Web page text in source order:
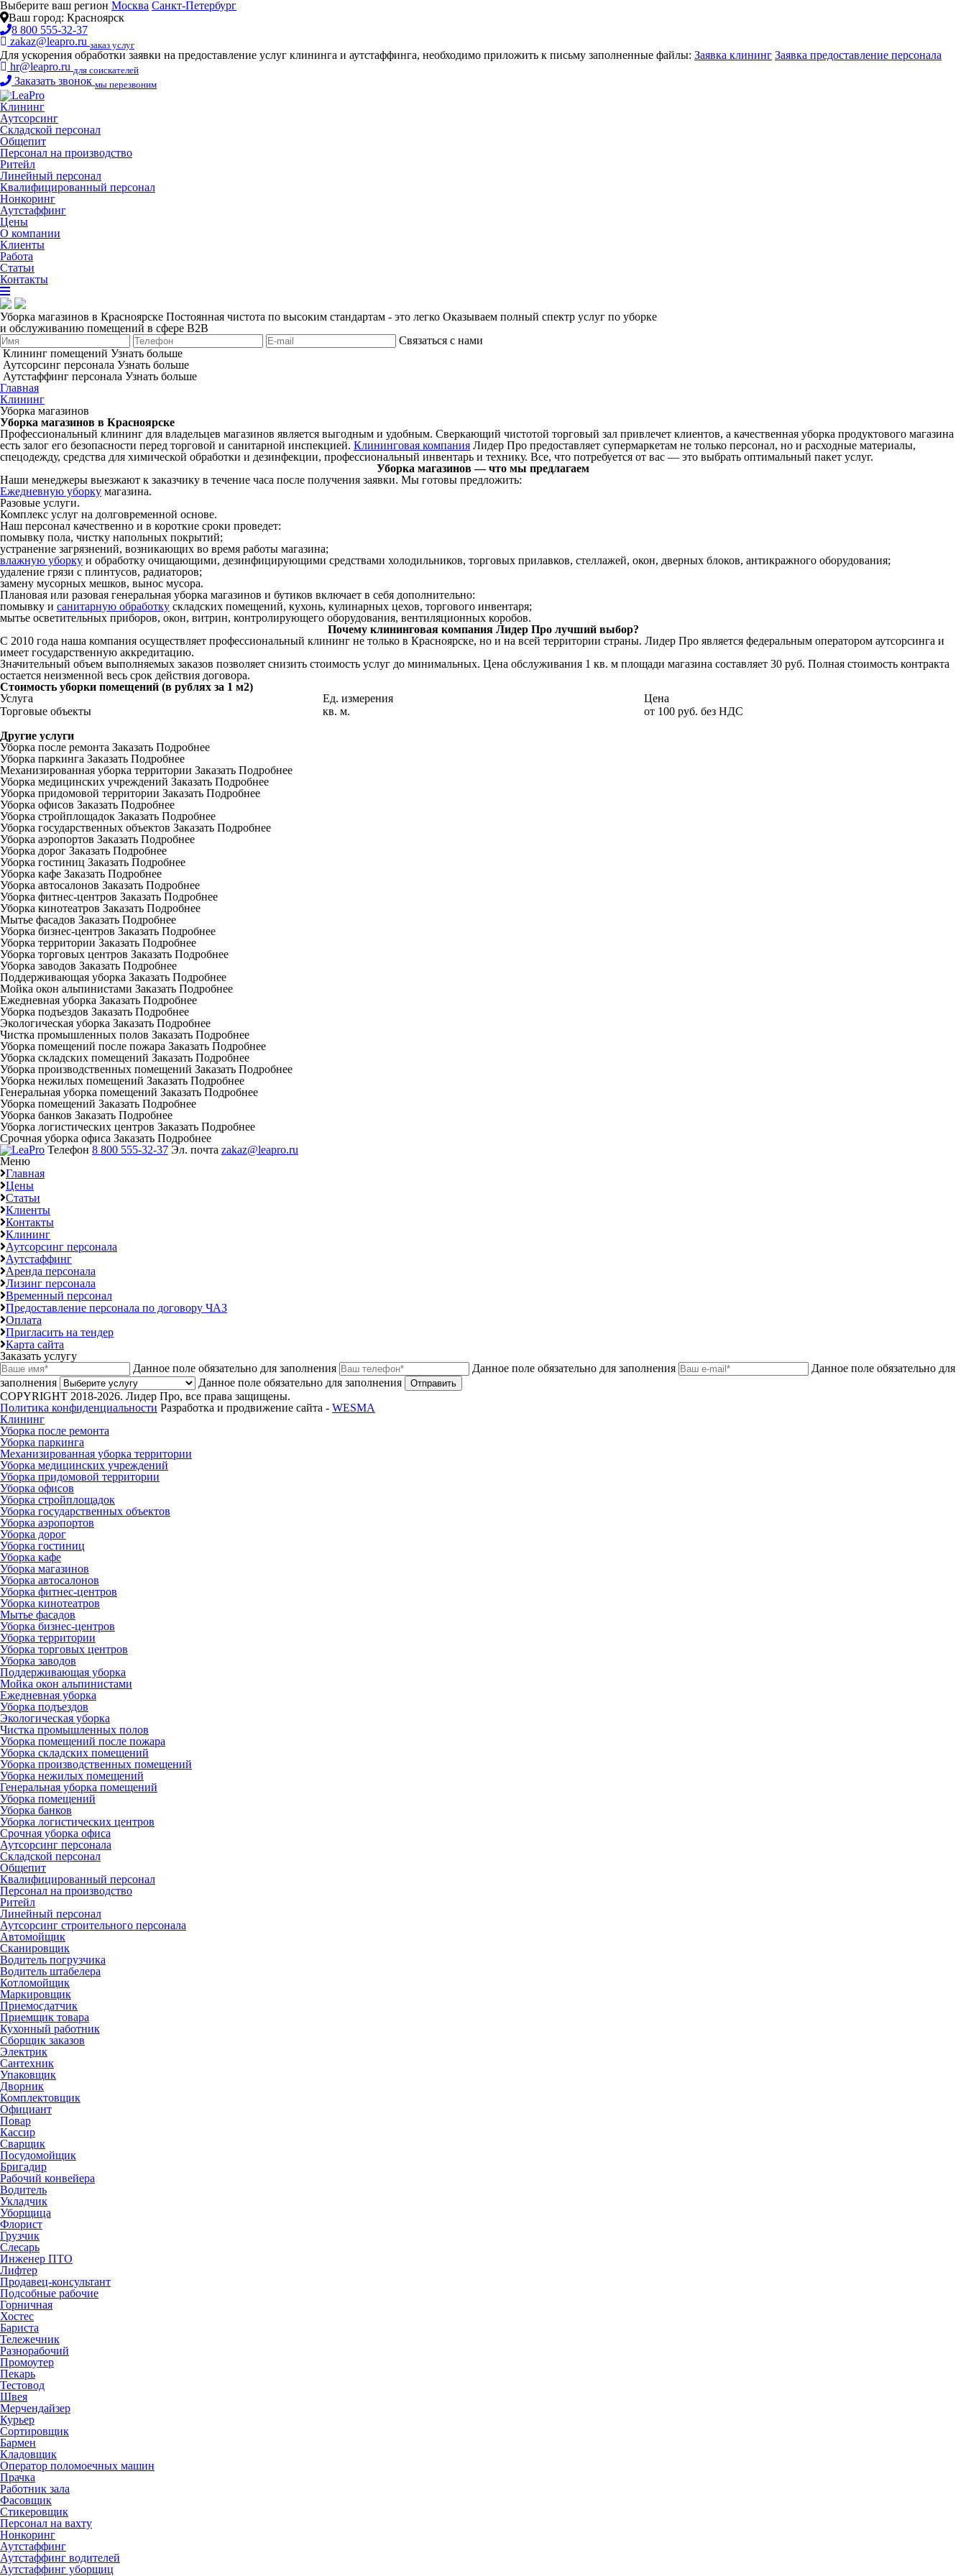
Выберите ваш регион Москва Санкт-Петербург
Ваш город: Красноярск
8 800 555-32-37
zakaz@leapro.ru заказ услуг
Для ускорения обработки заявки на предоставление услуг клининга и аутстаффинга, необходимо приложить к письму заполненные файлы: Заявка клининг Заявка предоставление персонала
hr@leapro.ru для соискателей
Заказать звонок мы перезвоним
Клининг
Аутсорсинг
Складской персонал
Общепит
Персонал на производство
Ритейл
Линейный персонал
Квалифицированный персонал
Нонкоринг
Аутстаффинг
Цены
О компании
Клиенты
Работа
Статьи
Контакты
Уборка магазинов в Красноярске Постоянная чистота по высоким стандартам - это легко Оказываем полный спектр услуг по уборке
и обслуживанию помещений в сфере B2B
Связаться с нами
Клининг помещений Узнать больше
Аутсорсинг персонала Узнать больше
Аутстаффинг персонала Узнать больше
Главная
Клининг
Уборка магазинов
Уборка магазинов в Красноярске
Профессиональный клининг для владельцев магазинов является выгодным и удобным. Сверкающий чистотой торговый зал привлечет клиентов, а качественная уборка продуктового магазина
есть залог его безопасности перед торговой и санитарной инспекцией. Клининговая компания Лидер Про предоставляет супермаркетам не только персонал, но и расходные материалы,
спецодежду, средства для химической обработки и дезинфекции, профессиональный инвентарь и технику. Все, что потребуется от вас — это выбрать оптимальный пакет услуг.
Уборка магазинов — что мы предлагаем
Наши менеджеры выезжают к заказчику в течение часа после получения заявки. Мы готовы предложить:
Ежедневную уборку магазина.
Разовые услуги.
Комплекс услуг на долговременной основе.
Наш персонал качественно и в короткие сроки проведет:
помывку пола, чистку напольных покрытий;
устранение загрязнений, возникающих во время работы магазина;
влажную уборку и обработку очищающими, дезинфицирующими средствами холодильников, торговых прилавков, стеллажей, окон, дверных блоков, антикражного оборудования;
удаление грязи с плинтусов, радиаторов;
замену мусорных мешков, вынос мусора.
Плановая или разовая генеральная уборка магазинов и бутиков включает в себя дополнительно:
помывку и санитарную обработку складских помещений, кухонь, кулинарных цехов, торгового инвентаря;
мытье осветительных приборов, окон, витрин, контролирующего оборудования, вентиляционных коробов.
Почему клининговая компания Лидер Про лучший выбор?
С 2010 года наша компания осуществляет профессиональный клининг не только в Красноярске, но и на всей территории страны. Лидер Про является федеральным оператором аутсорсинга и
имеет государственную аккредитацию.
Значительный объем выполняемых заказов позволяет снизить стоимость услуг до минимальных. Цена обслуживания 1 кв. м площади магазина составляет 30 руб. Полная стоимость контракта
остается неизменной весь срок действия договора.
Стоимость уборки помещений (в рублях за 1 м2)
Услуга
Ед. измерения
Цена
Торговые объекты
кв. м.
от 100 руб. без НДС
Другие услуги
Уборка после ремонта Заказать Подробнее
Уборка паркинга Заказать Подробнее
Механизированная уборка территории Заказать Подробнее
Уборка медицинских учреждений Заказать Подробнее
Уборка придомовой территории Заказать Подробнее
Уборка офисов Заказать Подробнее
Уборка стройплощадок Заказать Подробнее
Уборка государственных объектов Заказать Подробнее
Уборка аэропортов Заказать Подробнее
Уборка дорог Заказать Подробнее
Уборка гостиниц Заказать Подробнее
Уборка кафе Заказать Подробнее
Уборка автосалонов Заказать Подробнее
Уборка фитнес-центров Заказать Подробнее
Уборка кинотеатров Заказать Подробнее
Мытье фасадов Заказать Подробнее
Уборка бизнес-центров Заказать Подробнее
Уборка территории Заказать Подробнее
Уборка торговых центров Заказать Подробнее
Уборка заводов Заказать Подробнее
Поддерживающая уборка Заказать Подробнее
Мойка окон альпинистами Заказать Подробнее
Ежедневная уборка Заказать Подробнее
Уборка подъездов Заказать Подробнее
Экологическая уборка Заказать Подробнее
Чистка промышленных полов Заказать Подробнее
Уборка помещений после пожара Заказать Подробнее
Уборка складских помещений Заказать Подробнее
Уборка производственных помещений Заказать Подробнее
Уборка нежилых помещений Заказать Подробнее
Генеральная уборка помещений Заказать Подробнее
Уборка помещений Заказать Подробнее
Уборка банков Заказать Подробнее
Уборка логистических центров Заказать Подробнее
Срочная уборка офиса Заказать Подробнее
Телефон 8 800 555-32-37 Эл. почта zakaz@leapro.ru
Меню
Главная
Цены
Статьи
Клиенты
Контакты
Клининг
Аутсорсинг персонала
Аутстаффинг
Аренда персонала
Лизинг персонала
Временный персонал
Предоставление персонала по договору ЧАЗ
Оплата
Пригласить на тендер
Карта сайта
Заказать услугу
Данное поле обязательно для заполнения
Данное поле обязательно для заполнения
Данное поле обязательно для
заполнения
Данное поле обязательно для заполнения Отправить
COPYRIGHT 2018-2026. Лидер Про, все права защищены.
Политика конфиденциальности Разработка и продвижение сайта - WESMA
Клининг
Уборка после ремонта
Уборка паркинга
Механизированная уборка территории
Уборка медицинских учреждений
Уборка придомовой территории
Уборка офисов
Уборка стройплощадок
Уборка государственных объектов
Уборка аэропортов
Уборка дорог
Уборка гостиниц
Уборка кафе
Уборка магазинов
Уборка автосалонов
Уборка фитнес-центров
Уборка кинотеатров
Мытье фасадов
Уборка бизнес-центров
Уборка территории
Уборка торговых центров
Уборка заводов
Поддерживающая уборка
Мойка окон альпинистами
Ежедневная уборка
Уборка подъездов
Экологическая уборка
Чистка промышленных полов
Уборка помещений после пожара
Уборка складских помещений
Уборка производственных помещений
Уборка нежилых помещений
Генеральная уборка помещений
Уборка помещений
Уборка банков
Уборка логистических центров
Срочная уборка офиса
Аутсорсинг персонала
Складской персонал
Общепит
Квалифицированный персонал
Персонал на производство
Ритейл
Линейный персонал
Аутсорсинг строительного персонала
Автомойщик
Сканировщик
Водитель погрузчика
Водитель штабелера
Котломойщик
Маркировщик
Приемосдатчик
Приемщик товара
Кухонный работник
Сборщик заказов
Электрик
Сантехник
Упаковщик
Дворник
Комплектовщик
Официант
Повар
Кассир
Сварщик
Посудомойщик
Бригадир
Рабочий конвейера
Водитель
Укладчик
Уборщица
Флорист
Грузчик
Слесарь
Инженер ПТО
Лифтер
Продавец-консультант
Подсобные рабочие
Горничная
Хостес
Бариста
Тележечник
Разнорабочий
Промоутер
Пекарь
Тестовод
Швея
Мерчендайзер
Курьер
Сортировщик
Бармен
Кладовщик
Оператор поломоечных машин
Прачка
Работник зала
Фасовщик
Стикеровщик
Персонал на вахту
Нонкоринг
Аутстаффинг
Аутстаффинг водителей
Аутстаффинг уборщиц